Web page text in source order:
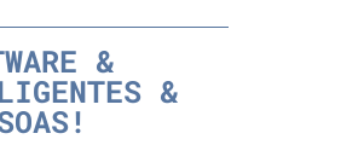
&
&